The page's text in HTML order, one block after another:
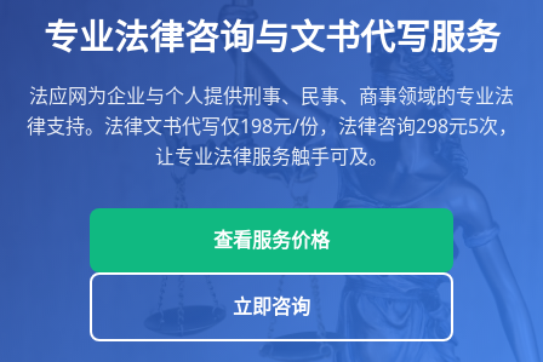
专业法律咨询与文书代写服务
法应网为企业与个人提供刑事、民事、商事领域的专业法
律支持。法律文书代写仅198元/份，法律咨询298元5次，
让专业法律服务触手可及。
查看服务价格
立即咨询